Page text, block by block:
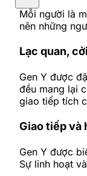
Mỗi người là
nên những
Lạc quan,
Gen Y được
đều mang lại
giao tiếp tích
Giao tiếp và
Gen Y được
Sự linh hoạt